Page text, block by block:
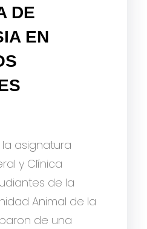
DE
EN
asignatura
y Clínica
de la
Animal de la
de una